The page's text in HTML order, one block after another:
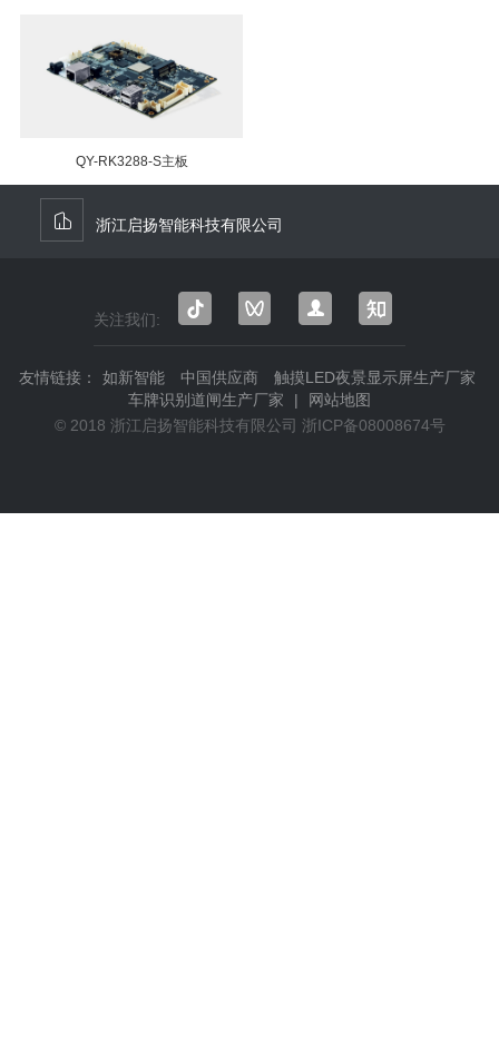
QY-RK3288-S主板
浙江启扬智能科技有限公司
关注我们:
号
号
友情链接： 如新智能 中国供应商
触摸LED夜景显示屏生产厂家
车牌识别道闸生产厂家
|
网站地图
© 2018 浙江启扬智能科技有限公司 浙ICP备08008674号